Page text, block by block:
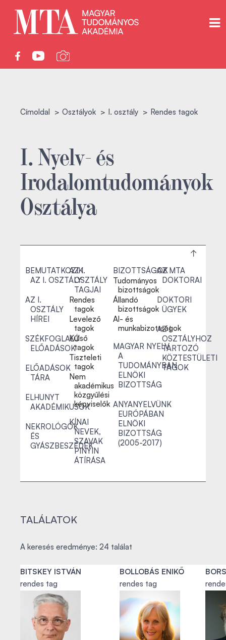
Címoldal Osztályok I. osztály Rendes tagok
I. Nyelv- és
Irodalomtudományok
Osztálya
BEMUTATKOZIK
AZ I. OSZTÁLY
AZ I.
OSZTÁLY
HÍREI
SZÉKFOGLALÓ
ELŐADÁSOK
ELŐADÁSOK
TÁRA
ELHUNYT
AKADÉMIKUSOK
NEKROLÓGOK
ÉS
GYÁSZBESZÉDEK
AZ I.
OSZTÁLY
TAGJAI
Rendes
tagok
Levelező
tagok
Külső
tagok
Tiszteleti
tagok
Nem
akadémikus
közgyűlési
képviselők
KÍNAI
NEVEK,
SZAVAK
PINYIN
ÁTÍRÁSA
BIZOTTSÁGOK
Tudományos
bizottságok
Állandó
bizottságok
Al- és
munkabizottságok
MAGYAR NYELV
A
TUDOMÁNYBAN
ELNÖKI
BIZOTTSÁG
ANYANYELVÜNK
EURÓPÁBAN
ELNÖKI
BIZOTTSÁG
(2005-2017)
AZ MTA
DOKTORAI
DOKTORI
ÜGYEK
AZ I.
OSZTÁLYHOZ
TARTOZÓ
KÖZTESTÜLETI
TAGOK
TALÁLATOK
A keresés eredménye: 24 találat
BITSKEY ISTVÁN
rendes tag
BOLLOBÁS ENIKŐ
rendes tag